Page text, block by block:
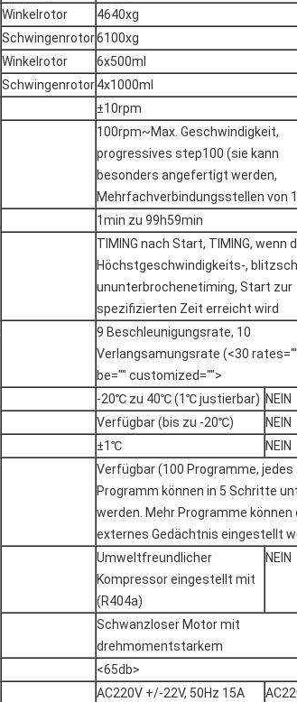
Winkelrotor
4640xg
Schwingenrotor6100xg
Winkelrotor
6x500ml
Schwingenrotor4x1000ml
±10rpm
100rpm~Max. Geschwindigkeit,
progressives step100 (sie kann
besonders angefertigt werden,
Mehrfachverbindungsstellen von
1min zu 99h59min
TIMING nach Start, TIMING, wenn
Höchstgeschwindigkeits-,
ununterbrochenetiming, Start zur
spezifizierten Zeit erreicht wird
9 Beschleunigungsrate, 10
Verlangsamungsrate (<30
be="" customized="">
-20℃ zu 40℃ (1℃ justierbar) NEIN
Verfügbar (bis zu -20℃)
NEIN
±1℃
NEIN
Verfügbar (100 Programme, jedes
Programm können in 5 Schritte
werden. Mehr Programme können
externes Gedächtnis eingestellt
Umweltfreundlicher
Kompressor eingestellt mit
(R404a)
NEIN
Schwanzloser Motor mit
drehmomentstarkem
<65db>
AC220V +/-22V, 50Hz 15A